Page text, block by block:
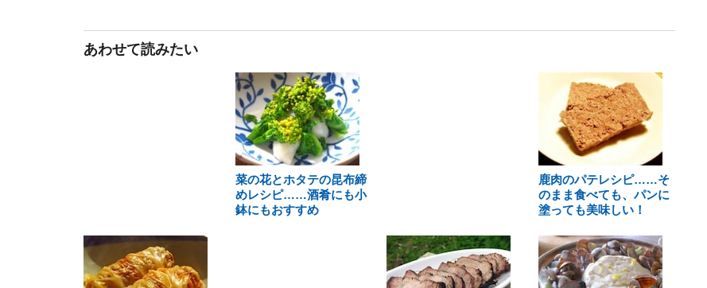
あわせて読みたい
菜の花とホタテの昆布締
めレシピ……酒肴にも小
鉢にもおすすめ
鹿肉のパテレシピ……そ
のまま食べても、パンに
塗っても美味しい！